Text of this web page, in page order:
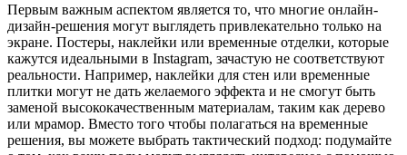
Первым важным аспектом является то, что многие онлайн-
дизайн-решения могут выглядеть привлекательно только на
экране. Постеры, наклейки или временные отделки, которые
кажутся идеальными в Instagram, зачастую не соответствуют
реальности. Например, наклейки для стен или временные
плитки могут не дать желаемого эффекта и не смогут быть
заменой высококачественным материалам, таким как дерево
или мрамор. Вместо того чтобы полагаться на временные
решения, вы можете выбрать тактический подход: подумайте